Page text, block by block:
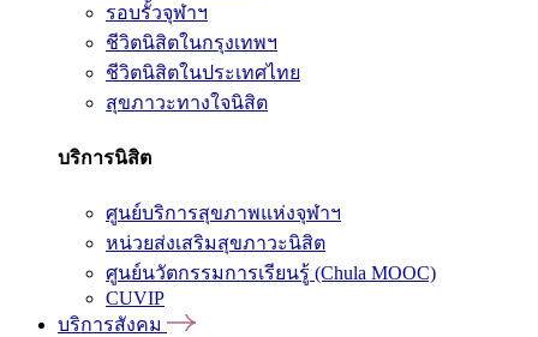
รอบรั้วจุฬาฯ
ชีวิตนิสิตในกรุงเทพฯ
ชีวิตนิสิตในประเทศไทย
สุขภาวะทางใจนิสิต
บริการนิสิต
ศูนย์บริการสุขภาพแห่งจุฬาฯ
หน่วยส่งเสริมสุขภาวะนิสิต
ศูนย์นวัตกรรมการเรียนรู้ (Chula MOOC)
CUVIP
บริการสังคม